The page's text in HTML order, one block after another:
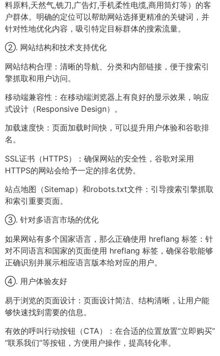
料原料,天然气,铣刀,广告灯,手机柔性电缆,商用筒灯等）的客
户群体。明确的定位可以帮助网站选择更精准的关键词，并
针对性地优化内容，吸引特定目标群体的搜索流量。
②. 网站结构和技术支持优化
网站结构合理：清晰的导航、分类和内部链接，便于搜索引
擎抓取和用户访问。
移动端兼容性：在移动端浏览器上有良好的显示效果，响应
式设计（Responsive Design）。
加载速度快：页面加载时间快，可以提升用户体验和谷歌排
名。
SSL证书（HTTPS）：确保网站的安全性，谷歌对采用
HTTPS的网站会给予一定的排名优势。
站点地图（Sitemap）和robots.txt文件：引导搜索引擎抓取
和索引重要页面。
③. 针对多语言市场的优化
如果网站有多个国家语言，那么正确使用 hreflang 标签：针
对不同语言和国家的页面使用 hreflang 标签，确保谷歌能够
正确识别并展示相应语言版本给对应的用户。
④. 用户体验友好
易于浏览的页面设计：页面设计简洁、结构清晰，让用户能
够快速找到需要的信息。
有效的呼叫行动按钮（CTA）：在合适的位置放置“立即购买”
“联系我们”等按钮，方便用户操作，提高转化率。